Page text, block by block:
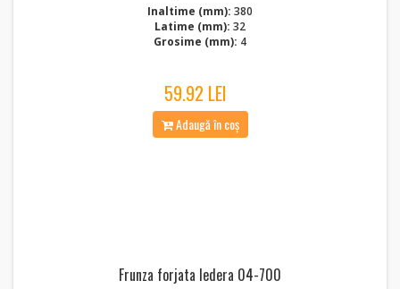
Inaltime (mm): 380
Latime (mm): 32
Grosime (mm): 4
59.92 LEI
Adaugă în coș
Frunza forjata Iedera 04-700